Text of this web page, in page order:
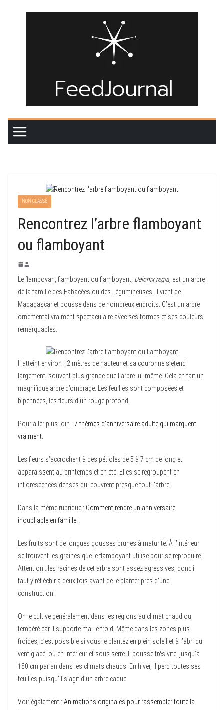
NON CLASSÉ
Rencontrez l’arbre flamboyant
ou flamboyant
Le flamboyan, flamboyant ou flamboyant, Delonix regia, est un arbre
de la famille des Fabacées ou des Légumineuses. Il vient de
Madagascar et pousse dans de nombreux endroits. C’est un arbre
ornemental vraiment spectaculaire avec ses formes et ses couleurs
remarquables.
Il atteint environ 12 mètres de hauteur et sa couronne s’étend
largement, souvent plus grande que l’arbre lui-même. Cela en fait un
magnifique arbre d’ombrage. Les feuilles sont composées et
bipennées, les fleurs d’un rouge profond.
Pour aller plus loin : 7 thèmes d’anniversaire adulte qui marquent
vraiment
Les fleurs s’accrochent à des pétioles de 5 à 7 cm de long et
apparaissent au printemps et en été. Elles se regroupent en
inflorescences denses qui couvrent presque tout l’arbre.
Dans la même rubrique : Comment rendre un anniversaire
inoubliable en famille
Les fruits sont de longues gousses brunes à maturité. À l’intérieur
se trouvent les graines que le flamboyant utilise pour se reproduire.
Attention : les racines de cet arbre sont assez agressives, donc il
faut y réfléchir à deux fois avant de le planter près d’une
construction.
On le cultive généralement dans les régions au climat chaud ou
tempéré car il supporte mal le froid. Même dans les zones plus
froides, c’est possible si vous le plantez en plein soleil et à l’abri du
vent glacé, ou en intérieur et sous serre. Il pousse très vite, jusqu’à
150 cm par an dans les climats chauds. En hiver, il perd toutes ses
feuilles puisqu’il s’agit d’un arbre caduc.
Voir également : Animations originales pour rassembler toute la